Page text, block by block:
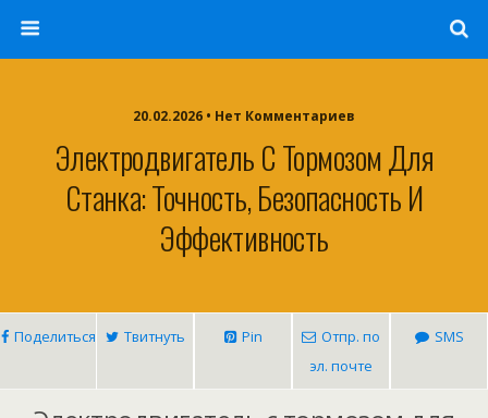
20.02.2026 • Нет Комментариев
Электродвигатель С Тормозом Для
Станка: Точность, Безопасность И
Эффективность
Поделиться Твитнуть Pin
Отпр. по
эл. почте
SMS